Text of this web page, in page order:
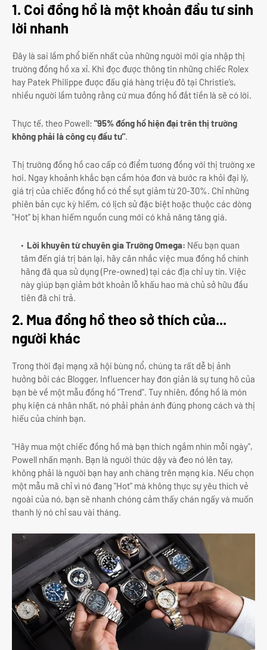
1. Coi đồng hồ là một khoản đầu tư sinh
lời nhanh
Đây là sai lầm phổ biến nhất của những người mới gia nhập thị
trường đồng hồ xa xỉ. Khi đọc được thông tin những chiếc Rolex
hay Patek Philippe được đấu giá hàng triệu đô tại Christie’s,
nhiều người lầm tưởng rằng cứ mua đồng hồ đắt tiền là sẽ có lời.
Thực tế, theo Powell: "95% đồng hồ hiện đại trên thị trường
không phải là công cụ đầu tư".
Thị trường đồng hồ cao cấp có điểm tương đồng với thị trường xe
hơi. Ngay khoảnh khắc bạn cầm hóa đơn và bước ra khỏi đại lý,
giá trị của chiếc đồng hồ có thể sụt giảm từ 20-30%. Chỉ những
phiên bản cực kỳ hiếm, có lịch sử đặc biệt hoặc thuộc các dòng
"Hot" bị khan hiếm nguồn cung mới có khả năng tăng giá.
Lời khuyên từ chuyên gia Trường Omega: Nếu bạn quan
tâm đến giá trị bán lại, hãy cân nhắc việc mua đồng hồ chính
hãng đã qua sử dụng (Pre-owned) tại các địa chỉ uy tín. Việc
này giúp bạn giảm bớt khoản lỗ khấu hao mà chủ sở hữu đầu
tiên đã chi trả.
2. Mua đồng hồ theo sở thích của...
người khác
Trong thời đại mạng xã hội bùng nổ, chúng ta rất dễ bị ảnh
hưởng bởi các Blogger, Influencer hay đơn giản là sự tung hô của
bạn bè về một mẫu đồng hồ "Trend". Tuy nhiên, đồng hồ là món
phụ kiện cá nhân nhất, nó phải phản ánh đúng phong cách và thị
hiếu của chính bạn.
"Hãy mua một chiếc đồng hồ mà bạn thích ngắm nhìn mỗi ngày",
Powell nhấn mạnh. Bạn là người thức dậy và đeo nó lên tay,
không phải là người bạn hay anh chàng trên mạng kia. Nếu chọn
một mẫu mã chỉ vì nó đang "Hot" mà không thực sự yêu thích vẻ
ngoài của nó, bạn sẽ nhanh chóng cảm thấy chán ngấy và muốn
thanh lý nó chỉ sau vài tháng.